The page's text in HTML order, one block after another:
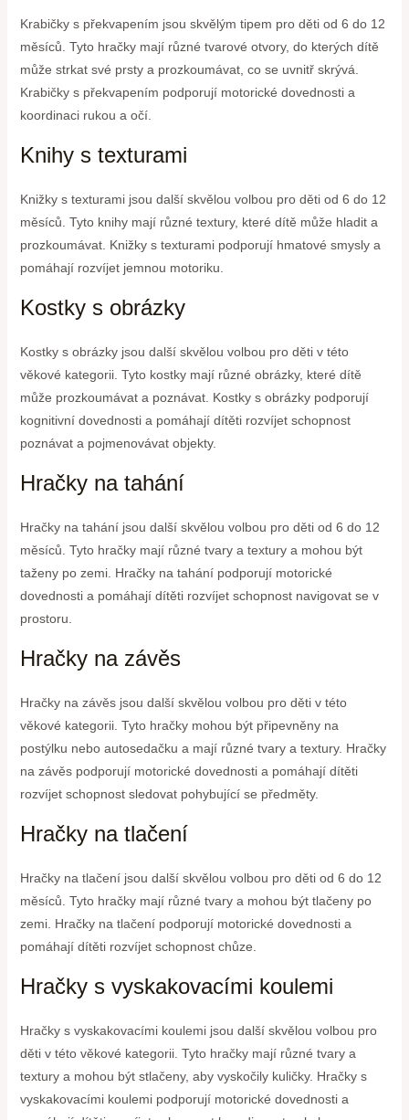
Krabičky s překvapením jsou skvělým tipem pro děti od 6 do 12
měsíců. Tyto hračky mají různé tvarové otvory, do kterých dítě
může strkat své prsty a prozkoumávat, co se uvnitř skrývá.
Krabičky s překvapením podporují motorické dovednosti a
koordinaci rukou a očí.
Knihy s texturami
Knižky s texturami jsou další skvělou volbou pro děti od 6 do 12
měsíců. Tyto knihy mají různé textury, které dítě může hladit a
prozkoumávat. Knižky s texturami podporují hmatové smysly a
pomáhají rozvíjet jemnou motoriku.
Kostky s obrázky
Kostky s obrázky jsou další skvělou volbou pro děti v této
věkové kategorii. Tyto kostky mají různé obrázky, které dítě
může prozkoumávat a poznávat. Kostky s obrázky podporují
kognitivní dovednosti a pomáhají dítěti rozvíjet schopnost
poznávat a pojmenovávat objekty.
Hračky na tahání
Hračky na tahání jsou další skvělou volbou pro děti od 6 do 12
měsíců. Tyto hračky mají různé tvary a textury a mohou být
taženy po zemi. Hračky na tahání podporují motorické
dovednosti a pomáhají dítěti rozvíjet schopnost navigovat se v
prostoru.
Hračky na závěs
Hračky na závěs jsou další skvělou volbou pro děti v této
věkové kategorii. Tyto hračky mohou být připevněny na
postýlku nebo autosedačku a mají různé tvary a textury. Hračky
na závěs podporují motorické dovednosti a pomáhají dítěti
rozvíjet schopnost sledovat pohybující se předměty.
Hračky na tlačení
Hračky na tlačení jsou další skvělou volbou pro děti od 6 do 12
měsíců. Tyto hračky mají různé tvary a mohou být tlačeny po
zemi. Hračky na tlačení podporují motorické dovednosti a
pomáhají dítěti rozvíjet schopnost chůze.
Hračky s vyskakovacími koulemi
Hračky s vyskakovacími koulemi jsou další skvělou volbou pro
děti v této věkové kategorii. Tyto hračky mají různé tvary a
textury a mohou být stlačeny, aby vyskočily kuličky. Hračky s
vyskakovacími koulemi podporují motorické dovednosti a